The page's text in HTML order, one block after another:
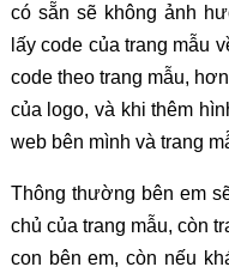
có sẵn sẽ không ảnh
lấy code của trang mẫu
code theo trang mẫu,
của logo, và khi thêm
web bên mình và trang
Thông thường bên em
chủ của trang mẫu, còn
con bên em, còn nếu